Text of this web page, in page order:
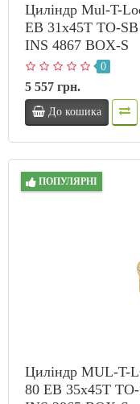
Циліндр Mul-T-
EB 31x45T TO-
INS 4867 BOX-S
0
5 557 грн.
До кошика
ПОПУЛЯРНІ
Циліндр MUL-T-
80 EB 35x45T